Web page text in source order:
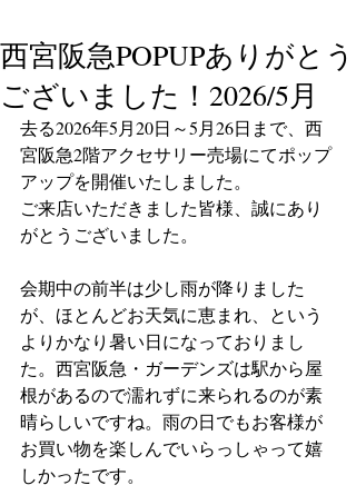
西宮阪急POPUPありがとう
ございました！2026/5月
去る2026年5月20日～5月26日まで、西
宮阪急2階アクセサリー売場にてポップ
アップを開催いたしました。
ご来店いただきました皆様、誠にあり
がとうございました。
会期中の前半は少し雨が降りました
が、ほとんどお天気に恵まれ、という
よりかなり暑い日になっておりまし
た。西宮阪急・ガーデンズは駅から屋
根があるので濡れずに来られるのが素
晴らしいですね。雨の日でもお客様が
お買い物を楽しんでいらっしゃって嬉
しかったです。